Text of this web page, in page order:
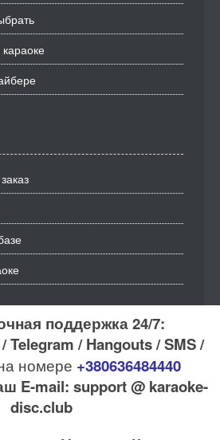
поддержка 24/7:
Telegram / Hangouts / SMS /
номере +380636484440
E-mail: support @ karaoke-
disc.club